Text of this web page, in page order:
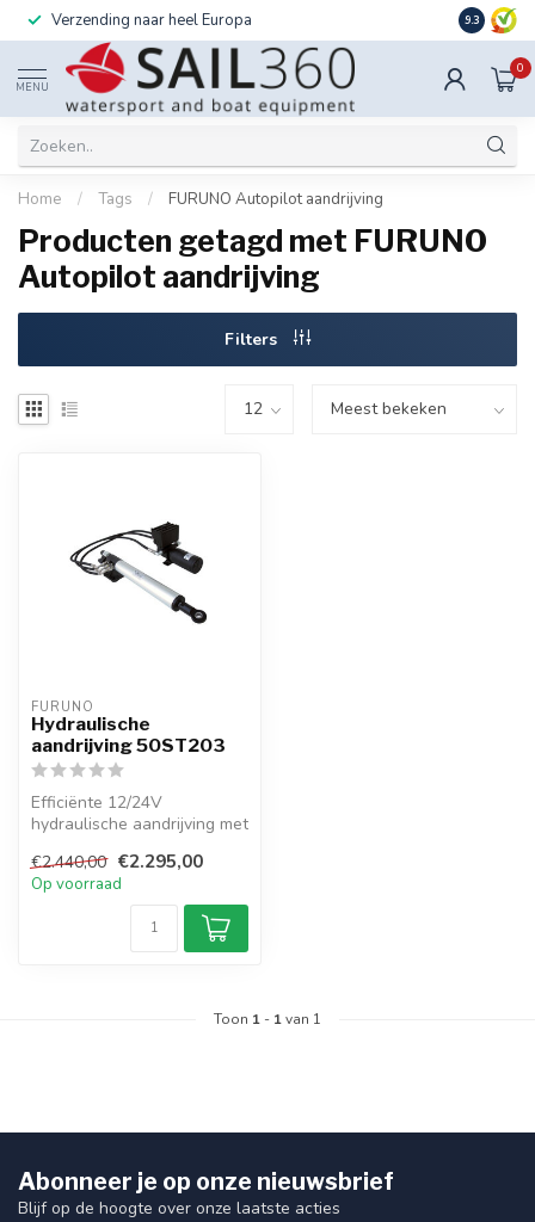
Verzending naar heel Europa Ook
9.3
MENU
0
Home / Tags / FURUNO Autopilot aandrijving
Producten getagd met FURUNO
Autopilot aandrijving
Filters
FURUNO
Hydraulische
aandrijving 50ST203
Efficiënte 12/24V
hydraulische aandrijving met
L/min debi...
€2.440,00 €2.295,00
Op voorraad
Toon 1 - 1van 1
Abonneer je op onze nieuwsbrief
Blijf op de hoogte over onze laatste acties